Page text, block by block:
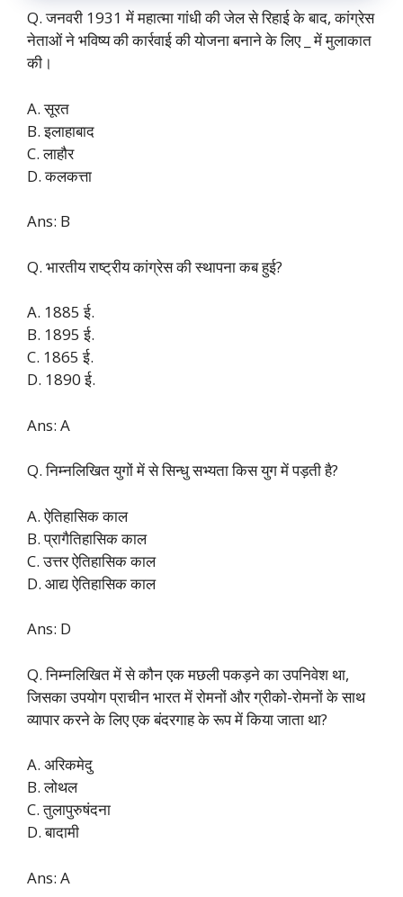
Q. जनवरी 1931 में महात्मा गांधी की जेल से रिहाई के बाद, कांग्रेस
नेताओं ने भविष्य की कार्रवाई की योजना बनाने के लिए _ में मुलाकात
की।
A. सूरत
B. इलाहाबाद
C. लाहौर
D. कलकत्ता
Ans: B
Q. भारतीय राष्ट्रीय कांग्रेस की स्थापना कब हुई?
A. 1885 ई.
B. 1895 ई.
C. 1865 ई.
D. 1890 ई.
Ans: A
Q. निम्नलिखित युगों में से सिन्धु सभ्यता किस युग में पड़ती है?
A. ऐतिहासिक काल
B. प्रागैतिहासिक काल
C. उत्तर ऐतिहासिक काल
D. आद्य ऐतिहासिक काल
Ans: D
Q. निम्नलिखित में से कौन एक मछली पकड़ने का उपनिवेश था,
जिसका उपयोग प्राचीन भारत में रोमनों और ग्रीको-रोमनों के साथ
व्यापार करने के लिए एक बंदरगाह के रूप में किया जाता था?
A. अरिकमेदु
B. लोथल
C. तुलापुरुषंदना
D. बादामी
Ans: A